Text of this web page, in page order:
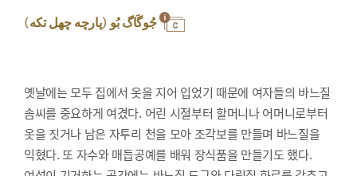
جُوگَاگ بُو (پارچه چهل تکه)
옛날에는 모두 집에서 옷을 지어 입었기 때문에 여자들의 바느질
솜씨를 중요하게 여겼다. 어린 시절부터 할머니나 어머니로부터
옷을 짓거나 남은 자투리 천을 모아 조각보를 만들며 바느질을
익혔다. 또 자수와 매듭공예를 배워 장식품을 만들기도 했다.